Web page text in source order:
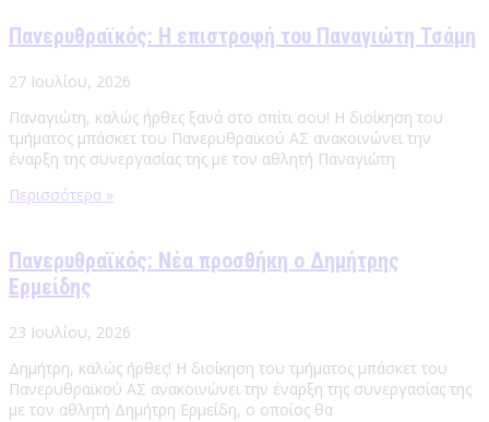
Πανερυθραϊκός: Η επιστροφή του Παναγιώτη Τσάμη
27 Ιουλίου, 2026
Παναγιώτη, καλώς ήρθες ξανά στο σπίτι σου! Η διοίκηση του
τμήματος μπάσκετ του Πανερυθραϊκού ΑΣ ανακοινώνει την
έναρξη της συνεργασίας της με τον αθλητή Παναγιώτη
Περισσότερα »
Πανερυθραϊκός: Νέα προσθήκη ο Δημήτρης
Ερμείδης
23 Ιουλίου, 2026
Δημήτρη, καλώς ήρθες! Η διοίκηση του τμήματος μπάσκετ του
Πανερυθραϊκού ΑΣ ανακοινώνει την έναρξη της συνεργασίας της
με τον αθλητή Δημήτρη Ερμείδη, ο οποίος θα